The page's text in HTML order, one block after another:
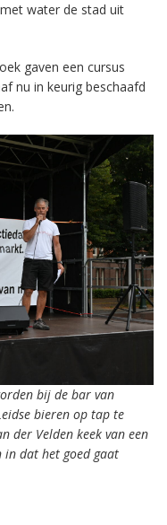
water de stad uit
gaven een cursus
nu in keurig beschaafd
bij de bar van
bieren op tap te
der Velden keek van een
in dat het goed gaat